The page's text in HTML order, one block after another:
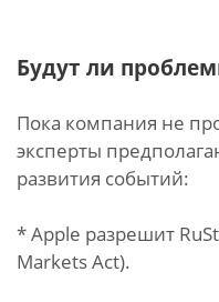
Будут ли
Пока компания не
эксперты
развития событий:
* Apple разрешит
Markets Act).